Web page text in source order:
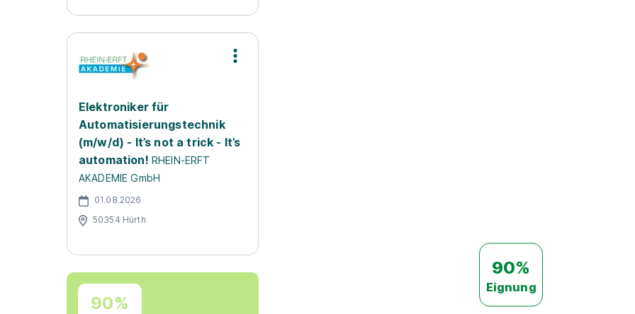
Elektroniker für
Automatisierungstechnik
(m/w/d) - It’s not a trick - It’s
automation! RHEIN-ERFT
AKADEMIE GmbH
01.08.2026
50354 Hürth
90%
90%
Eignung